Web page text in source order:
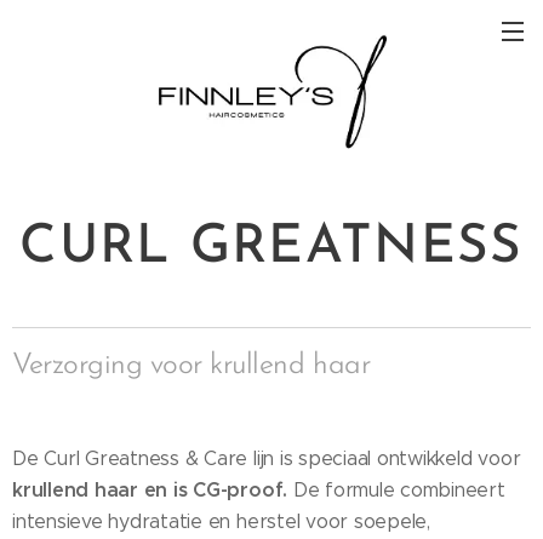
CURL GREATNESS
Verzorging voor krullend haar
De Curl Greatness & Care lijn is speciaal ontwikkeld voor
krullend haar en is CG-proof. De formule combineert
intensieve hydratatie en herstel voor soepele,